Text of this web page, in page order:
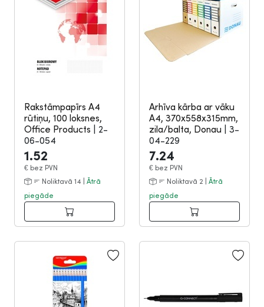
Rakstāmpapīrs A4
rūtiņu, 100 loksnes,
Office Products
2-
06-054
1.52
€ bez PVN
Noliktavā 14 | Ātrā
piegāde
Arhīva kārba ar vāku
A4, 370x558x315mm,
zila/balta, Donau
3-
04-229
7.24
€ bez PVN
Noliktavā 2 | Ātrā
piegāde